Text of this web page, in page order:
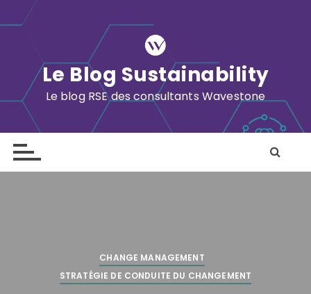
k
o
Le Blog Sustainability
Le blog RSE des consultants Wavestone
CHANGE MANAGEMENT
STRATÉGIE DE CONDUITE DU CHANGEMENT